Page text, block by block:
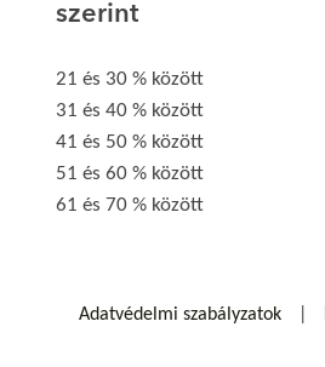
szerint
21 és 30 % között
31 és 40 % között
41 és 50 % között
51 és 60 % között
61 és 70 % között
Adatvédelmi szabályzatok